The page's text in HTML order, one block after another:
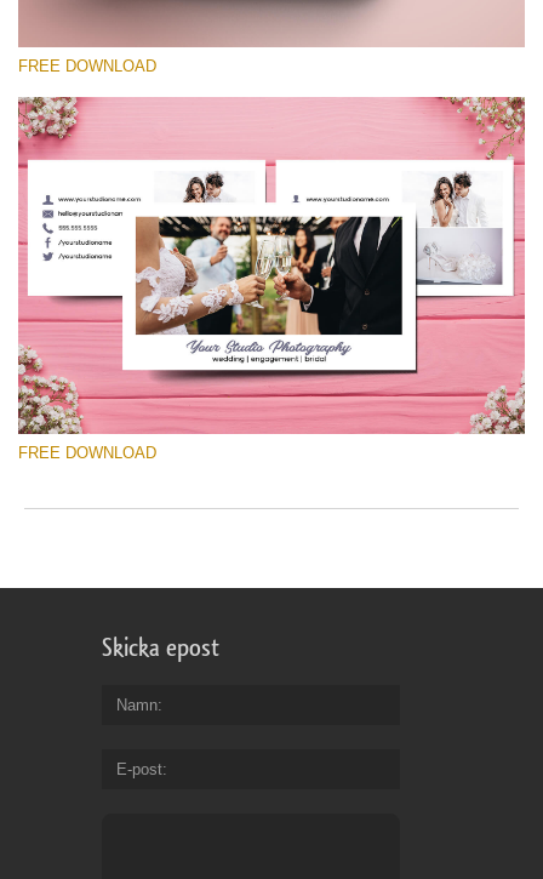
Please select
Free Template #49
Newborn Photography Price List
Free download
FREE DOWNLOAD
FREE DOWNLOAD
Skicka epost
Namn
E-post